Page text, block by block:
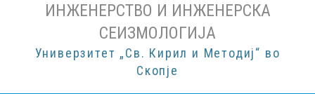
ИНЖЕНЕРСТВО И ИНЖЕНЕРСКА
СЕИЗМОЛОГИЈА
Универзитет „Св. Кирил и Методиј“ во
Скопје